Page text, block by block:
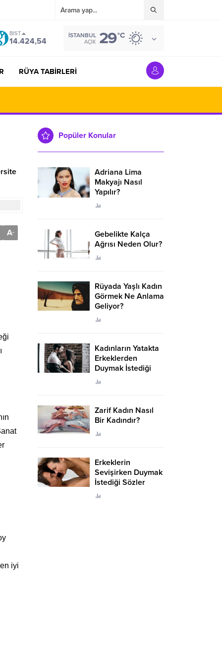
BIST
14.424,54
İSTANBUL
AÇIK 29°C
RÜYA TABİRLERİ
A-
iyi
Popüler Konular
Adriana Lima
Makyajı Nasıl
Yapılır?
Gebelikte Kalça
Ağrısı Neden Olur?
Rüyada Yaşlı Kadın
Görmek Ne Anlama
Geliyor?
Kadınların Yatakta
Erkeklerden
Duymak İstediği
Sözler
Zarif Kadın Nasıl
Bir Kadındır?
Erkeklerin
Sevişirken Duymak
İstediği Sözler
Neler?